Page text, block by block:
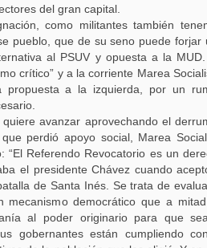
del gran capital.
como militantes también
pueblo, que de su seno puede forjar
al PSUV y opuesta a la
crítico” y a la corriente Marea
propuesta a la izquierda, por un
avanzar aprovechando el
perdió apoyo social, Marea
“El Referendo Revocatorio es un
el presidente Chávez cuando
de Santa Inés. Se trata de
mecanismo democrático que a
al poder originario para que
gobernantes están cumpliendo